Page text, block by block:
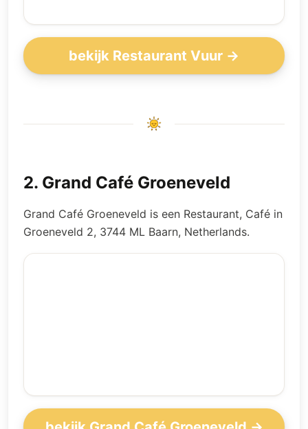
bekijk Restaurant Vuur →
2. Grand Café Groeneveld
Grand Café Groeneveld is een Restaurant, Café in
Groeneveld 2, 3744 ML Baarn, Netherlands.